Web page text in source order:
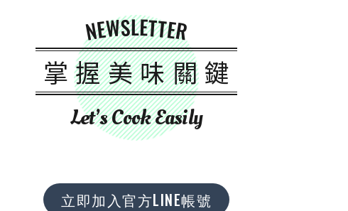
NEWSLETTER
掌握美味關鍵
Let’s Cook Easily
立即加入官方LINE帳號